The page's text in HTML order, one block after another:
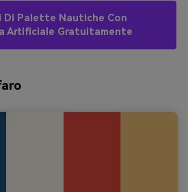
Di Palette Nautiche Con
Artificiale Gratuitamente